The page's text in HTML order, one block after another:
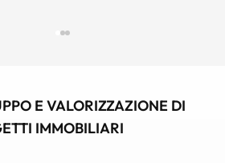
E VALORIZZAZIONE DI
IMMOBILIARI